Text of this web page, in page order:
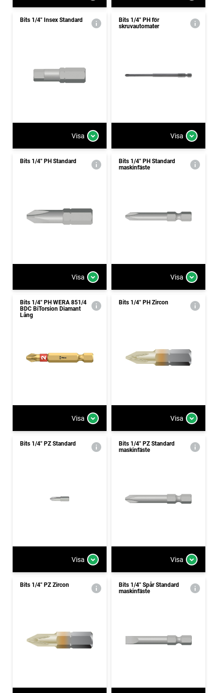
Bits 1/4" Insex Standard
Visa
Bits 1/4" PH för
skruvautomater
Visa
Bits 1/4" PH Standard
Visa
Bits 1/4" PH Standard
maskinfäste
Visa
Bits 1/4" PH WERA 851/4
BDC BiTorsion Diamant
Lång
Visa
Bits 1/4" PH Zircon
Visa
Bits 1/4" PZ Standard
Visa
Bits 1/4" PZ Standard
maskinfäste
Visa
Bits 1/4" PZ Zircon
Bits 1/4" Spår Standard
maskinfäste